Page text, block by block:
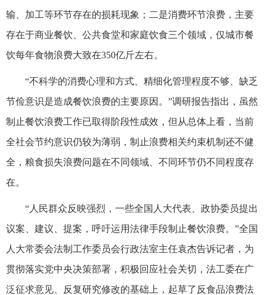
输、加工等环节存在的损耗现象；二是消费环节浪费，主要
存在于商业餐饮、公共食堂和家庭饮食三个领域，仅城市餐
饮每年食物浪费大致在350亿斤左右。
“不科学的消费心理和方式、精细化管理程度不够、缺乏
节俭意识是造成餐饮浪费的主要原因。”调研报告指出，虽然
制止餐饮浪费工作已取得阶段性成效，但从总体上看，当前
全社会节约意识仍较为薄弱，制止浪费相关约束机制还不健
全，粮食损失浪费问题在不同领域、不同环节仍不同程度存
在。
“人民群众反映强烈，一些全国人大代表、政协委员提出
议案、建议、提案，呼吁运用法律手段制止餐饮浪费。”全国
人大常委会法制工作委员会行政法室主任袁杰告诉记者，为
贯彻落实党中央决策部署，积极回应社会关切，法工委在广
泛征求意见、反复研究修改的基础上，起草了反食品浪费法